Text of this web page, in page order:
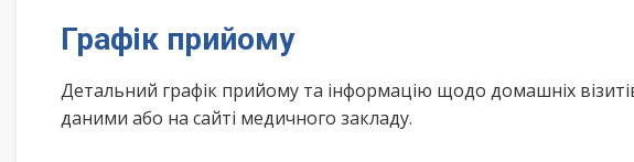
Графік прийому
Детальний графік прийому та інформацію щодо домашніх
даними або на сайті медичного закладу.